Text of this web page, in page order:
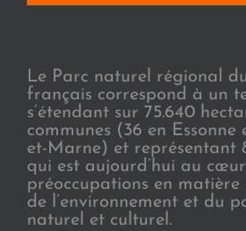
Le Parc naturel régional
français correspond à un
s’étendant sur 75.640
communes (36 en Essonne
et-Marne) et représentant
qui est aujourd’hui au
préoccupations en
de l’environnement et du
naturel et culturel.